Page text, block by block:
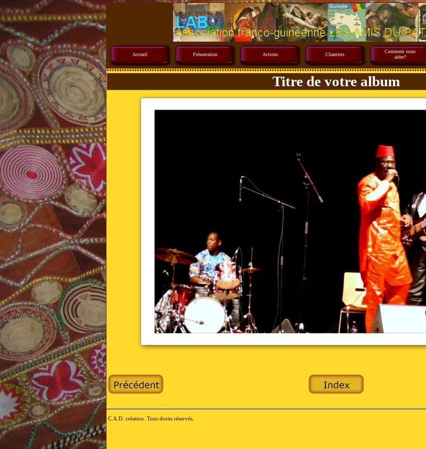
Accueil Présentation Actions Chantiers
Comment nous
aider?
Titre de votre album
C.A.D. création. Tous droits réservés.